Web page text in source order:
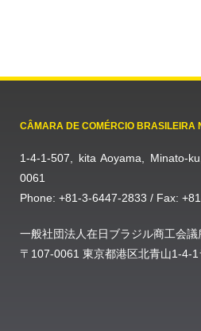
CÂMARA DE COMÉRCIO BRASILEIRA
1-4-1-507, kita Aoyama, Minato-
0061
Phone: +81-3-6447-2833 / Fax:
一般社団法人在日ブラジル商工会議
〒107-0061 東京都港区北青山1-4-